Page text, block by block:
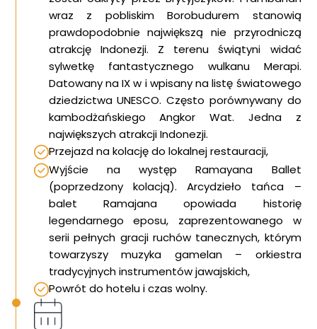
wraz z pobliskim Borobudurem stanowią
prawdopodobnie największą nie przyrodniczą
atrakcję Indonezji. Z terenu świątyni widać
sylwetkę fantastycznego wulkanu Merapi.
Datowany na IX w i wpisany na listę światowego
dziedzictwa UNESCO. Często porównywany do
kambodżańskiego Angkor Wat. Jedna z
największych atrakcji Indonezji.
Przejazd na kolację do lokalnej restauracji,
Wyjście na występ Ramayana Ballet
(poprzedzony kolacją). Arcydzieło tańca –
balet Ramajana opowiada historię
legendarnego eposu, zaprezentowanego w
serii pełnych gracji ruchów tanecznych, którym
towarzyszy muzyka gamelan – orkiestra
tradycyjnych instrumentów jawajskich,
Powrót do hotelu i czas wolny.